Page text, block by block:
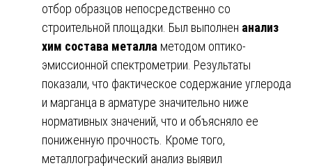
отбор образцов непосредственно со
строительной площадки. Был выполнен анализ
хим состава металла методом оптико-
эмиссионной спектрометрии. Результаты
показали, что фактическое содержание углерода
и марганца в арматуре значительно ниже
нормативных значений, что и объясняло ее
пониженную прочность. Кроме того,
металлографический анализ выявил